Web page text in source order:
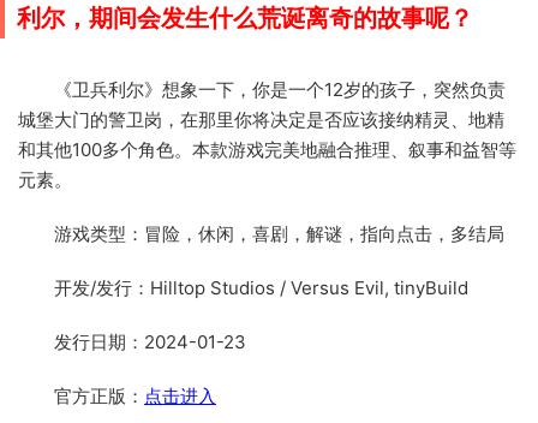
利尔，期间会发生什么荒诞离奇的故事呢？
《卫兵利尔》想象一下，你是一个12岁的孩子，突然负责
城堡大门的警卫岗，在那里你将决定是否应该接纳精灵、地精
和其他100多个角色。本款游戏完美地融合推理、叙事和益智等
元素。
游戏类型：冒险，休闲，喜剧，解谜，指向点击，多结局
开发/发行：Hilltop Studios / Versus Evil, tinyBuild
发行日期：2024-01-23
官方正版： 点击进入